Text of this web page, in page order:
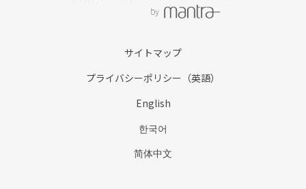
サイトマップ
プライバシーポリシー（英語）
English
한국어
简体中文